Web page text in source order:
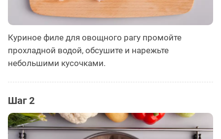
Куриное филе для овощного рагу промойте
прохладной водой, обсушите и нарежьте
небольшими кусочками.
Шаг 2